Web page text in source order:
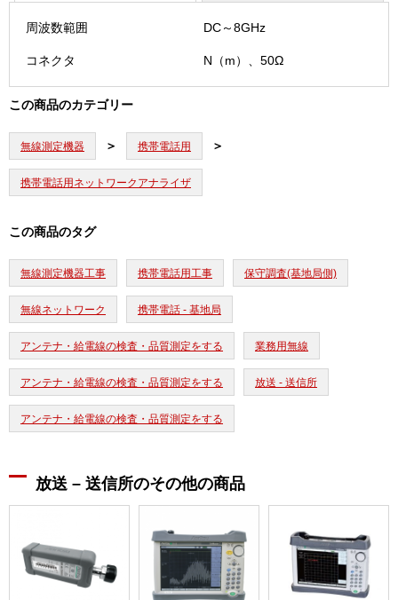
周波数範囲 DC～8GHz
コネクタ N（m）、50Ω
この商品のカテゴリー
無線測定機器 携帯電話用
携帯電話用ネットワークアナライザ
この商品のタグ
無線測定機器工事 携帯電話用工事 保守調査(基地局側)
無線ネットワーク 携帯電話 - 基地局
アンテナ・給電線の検査・品質測定をする 業務用無線
アンテナ・給電線の検査・品質測定をする 放送 - 送信所
アンテナ・給電線の検査・品質測定をする
放送 – 送信所のその他の商品